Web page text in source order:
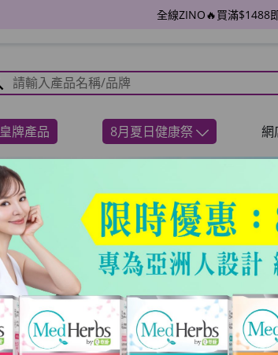
全線ZINO🔥買滿$1488
皇牌產品 8月夏日健康祭 網